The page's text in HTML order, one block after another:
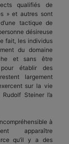
qualifiés de
» et autres sont
tactique de
désireuse
fait, les individus
du domaine
et sans être
établir des
largement
sur la vie
Steiner l’a
à
apparaître
qu’il y a des